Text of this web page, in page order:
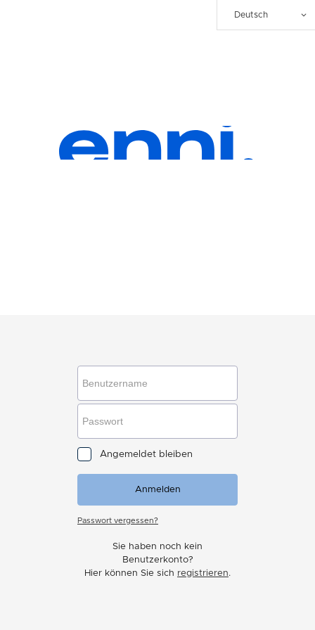
Deutsch
Angemeldet bleiben
Anmelden
Passwort vergessen?
Sie haben noch kein
Benutzerkonto?
Hier können Sie sich registrieren.